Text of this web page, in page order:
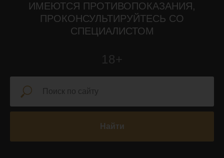
ИМЕЮТСЯ ПРОТИВОПОКАЗАНИЯ,
ПРОКОНСУЛЬТИРУЙТЕСЬ СО
СПЕЦИАЛИСТОМ
18+
Найти